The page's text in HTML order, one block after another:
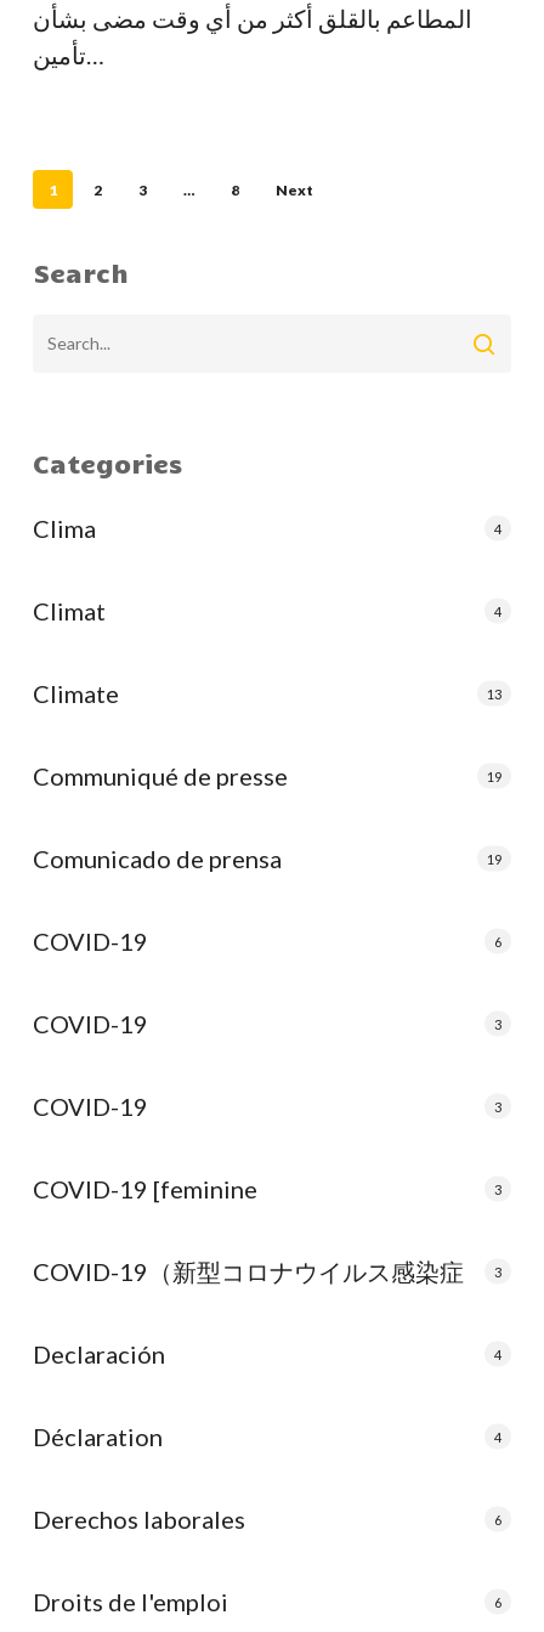
المطاعم بالقلق أكثر من أي وقت مضى بشأن
1 2 3 … 8 Next
Search
Categories
Clima 4
Climat 4
Climate 13
Communiqué de presse 19
Comunicado de prensa 19
COVID-19 6
COVID-19 3
COVID-19 3
COVID-19 [feminine 3
COVID-19（新型コロナウイルス感染症 3
Declaración 4
Déclaration 4
Derechos laborales 6
Droits de l'emploi 6